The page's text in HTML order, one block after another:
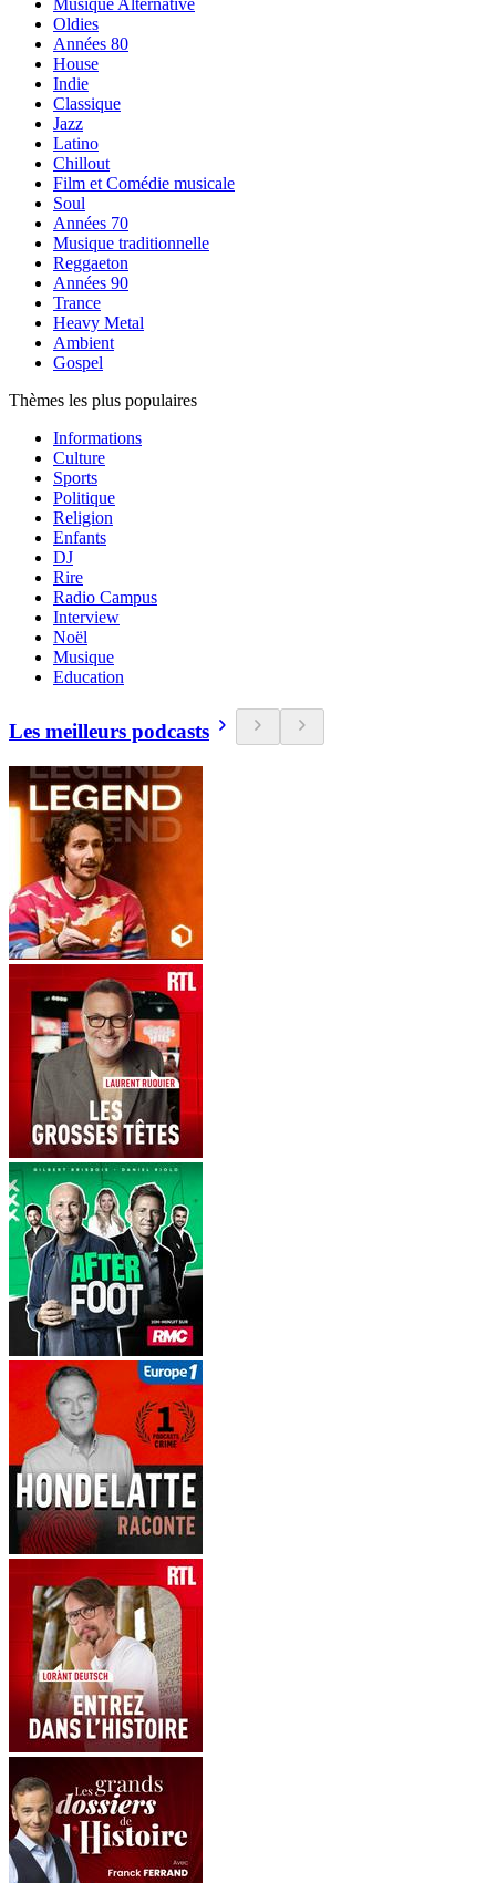
Musique Alternative
Oldies
Années 80
House
Indie
Classique
Jazz
Latino
Chillout
Film et Comédie musicale
Soul
Années 70
Musique traditionnelle
Reggaeton
Années 90
Trance
Heavy Metal
Ambient
Gospel
Thèmes les plus populaires
Informations
Culture
Sports
Politique
Religion
Enfants
DJ
Rire
Radio Campus
Interview
Noël
Musique
Education
Les meilleurs podcasts